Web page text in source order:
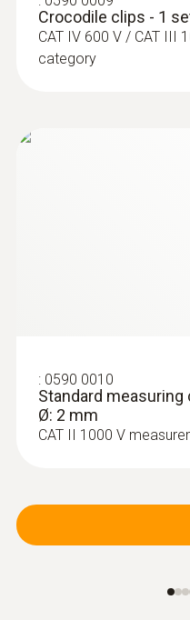
Crocodile clips - 1
CAT IV 600 V / CAT III
category
: 0590 0010
Standard measuring
Ø: 2 mm
CAT II 1000 V